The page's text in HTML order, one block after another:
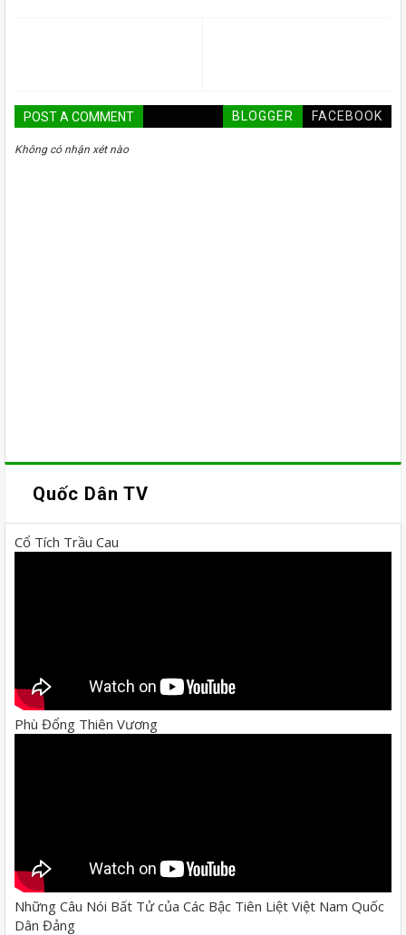
POST A COMMENT BLOGGER FACEBOOK
Không có nhận xét nào
Quốc Dân TV
Cổ Tích Trầu Cau
Phù Đổng Thiên Vương
Những Câu Nói Bất Tử của Các Bậc Tiên Liệt Việt Nam Quốc
Dân Đảng